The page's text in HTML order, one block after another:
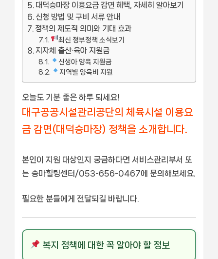
대덕승마장 이용요금 감면 혜택, 자세히 알아보기
신청 방법 및 구비 서류 안내
정책의 제도적 의미와 기대 효과
최신 정부정책 소식보기
지자체 출산·육아 지원금
신생아 양육 지원금
지역별 양육비 지원
오늘도 기분 좋은 하루 되세요!
대구공공시설관리공단의 체육시설 이용요
금 감면(대덕승마장) 정책을 소개합니다.
본인이 지원 대상인지 궁금하다면 서비스관리부서 또
는 승마힐링센터/053-656-0467에 문의해보세요.
필요한 분들에게 전달되길 바랍니다.
복지 정책에 대한 꼭 알아야 할 정보